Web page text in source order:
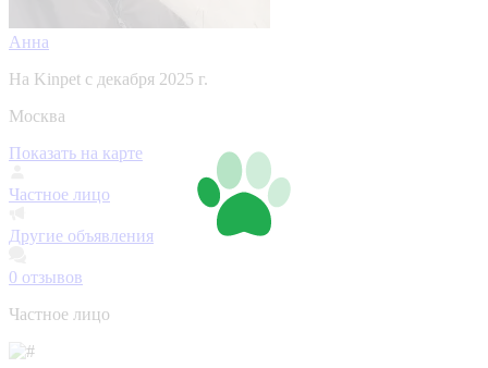
Анна
На Kinpet c декабря 2025 г.
Москва
Показать на карте
Частное лицо
Другие объявления
0 отзывов
Частное лицо